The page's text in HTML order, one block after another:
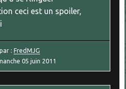
ceci est un spoiler,
:FredMJG
05 juin 2011